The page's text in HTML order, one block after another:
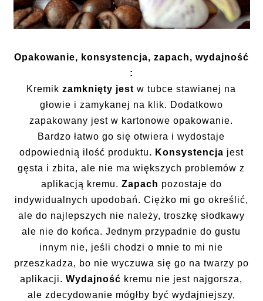
Opakowanie, konsystencja, zapach, wydajność
:
Kremik zamknięty jest w tubce stawianej na
głowie i zamykanej na klik. Dodatkowo
zapakowany jest w kartonowe opakowanie.
Bardzo łatwo go się otwiera i wydostaje
odpowiednią ilość produktu. Konsystencja jest
gęsta i zbita, ale nie ma większych problemów z
aplikacją kremu. Zapach pozostaje do
indywidualnych upodobań. Ciężko mi go określić,
ale do najlepszych nie należy, troszkę słodkawy
ale nie do końca. Jednym przypadnie do gustu
innym nie, jeśli chodzi o mnie to mi nie
przeszkadza, bo nie wyczuwa się go na twarzy po
aplikacji.Wydajność kremu nie jest najgorsza,
ale zdecydowanie mógłby być wydajniejszy,